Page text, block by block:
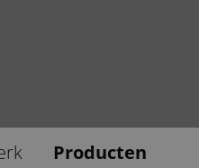
Producten